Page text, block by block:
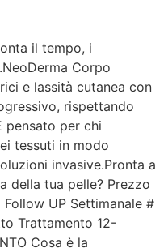
il tempo, i
Corpo
e lassità cutanea con
rispettando
pensato per chi
tessuti in modo
invasive.Pronta a
della tua pelle? Prezzo
UP Settimanale #
Trattamento 12-
Cosa è la